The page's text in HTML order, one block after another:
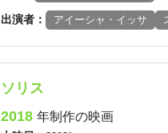
出演者： アイーシャ・イッサ
ソリス
2018 年制作の映画